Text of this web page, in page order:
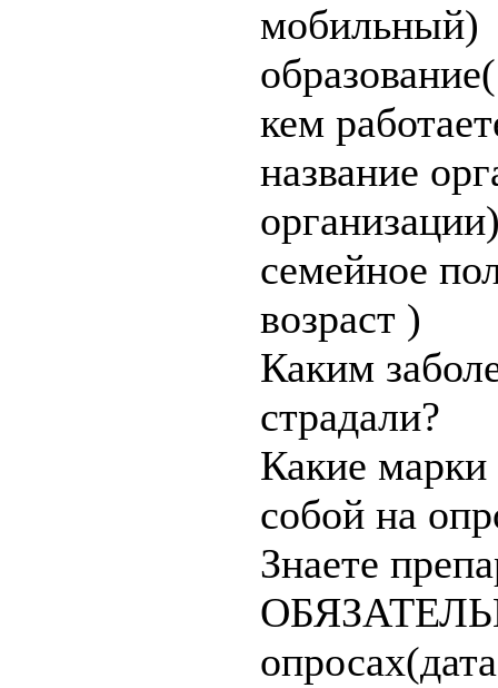
мобильный)
кем
название
семейное
возраст )
Каким
страдали?
Какие марки
собой на
Знаете